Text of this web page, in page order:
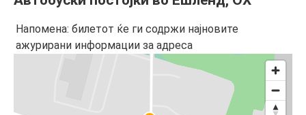
Напомена: билетот ќе ги содржи најновите
ажурирани информации за адреса